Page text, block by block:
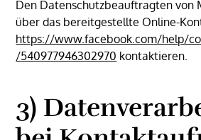
Den Datenschutzbeauftragten von
über das bereitgestellte Online-
https://www.facebook.com/help/
/540977946302970 kontaktieren.
3)